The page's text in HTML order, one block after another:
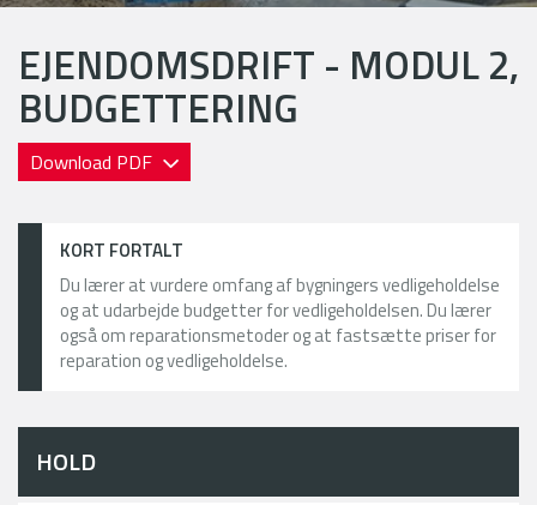
EJENDOMSDRIFT - MODUL 2,
BUDGETTERING
Download PDF
KORT FORTALT
Du lærer at vurdere omfang af bygningers vedligeholdelse
og at udarbejde budgetter for vedligeholdelsen. Du lærer
også om reparationsmetoder og at fastsætte priser for
reparation og vedligeholdelse.
HOLD